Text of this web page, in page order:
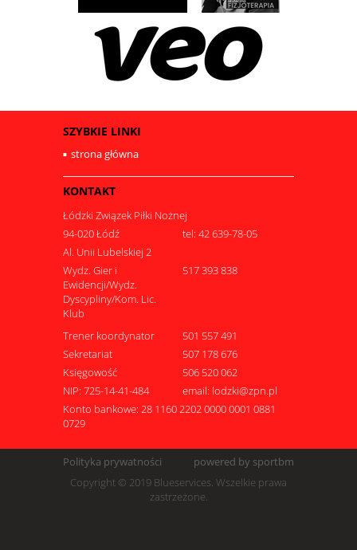
SZYBKIE LINKI
strona główna
KONTAKT
Łódzki Związek Piłki Nożnej
94-020 Łódź
tel: 42 639-78-05
Al. Unii Lubelskiej 2
Wydz. Gier i
Ewidencji/Wydz.
Dyscypliny/Kom. Lic.
Klub
517 393 838
Trener koordynator
501 557 491
Sekretariat
507 178 676
Księgowość
506 520 062
NIP: 725-14-41-484
email: lodzki@zpn.pl
Konto bankowe: 28 1160 2202 0000 0001 0881
0729
Polityka prywatności
powered by sportbm
Copyright © 2019 Blueservices. Wszelkie prawa
zastrzeżone.